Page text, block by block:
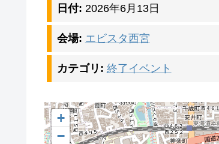
日付: 2026年6月13日
会場: エビスタ西宮
カテゴリ: 終了イベント
+
−